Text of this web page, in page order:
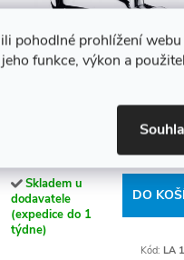
pohodlné prohlížení
funkce, výkon a
Háček jednoduchý
409 Kč
Skladem u
dodavatele
(expedice do 1
týdne)
DO
Kód: LA